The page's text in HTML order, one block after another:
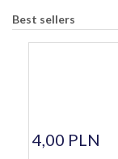
Best sellers
4,00 PLN